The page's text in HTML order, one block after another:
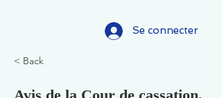
Se connecter
< Back